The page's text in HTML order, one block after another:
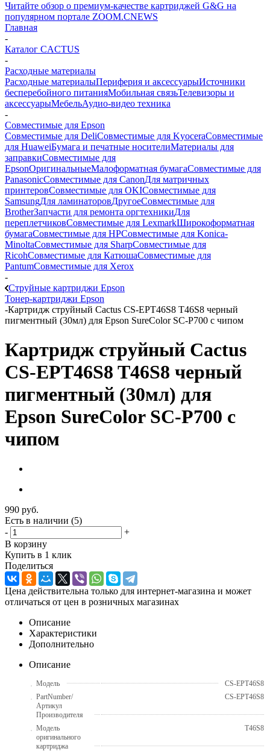
Читайте обзор о премиум-качестве картриджей G&G на
популярном портале ZOOM.CNEWS
Главная
-
Каталог CACTUS
-
Расходные материалы
Расходные материалыПериферия и аксессуарыИсточники
бесперебойного питанияМобильная связьТелевизоры и
аксессуарыМебельАудио-видео техника
-
Совместимые для Epson
Совместимые для DeliСовместимые для KyoceraСовместимые
для HuaweiБумага и печатные носителиМатериалы для
заправкиСовместимые для
EpsonОригинальныеМалоформатная бумагаСовместимые для
PanasonicСовместимые для CanonДля матричных
принтеровСовместимые для OKIСовместимые для
SamsungДля ламинаторовДругоеСовместимые для
BrotherЗапчасти для ремонта оргтехникиДля
переплетчиковСовместимые для LexmarkШирокоформатная
бумагаСовместимые для HPСовместимые для Konica-
MinoltaСовместимые для SharpСовместимые для
RicohСовместимые для КатюшаСовместимые для
PantumСовместимые для Xerox
-
Струйные картриджи Epson
Тонер-картриджи Epson
-Картридж струйный Cactus CS-EPT46S8 T46S8 черный
пигментный (30мл) для Epson SureColor SC-P700 с чипом
Картридж струйный Cactus
CS-EPT46S8 T46S8 черный
пигментный (30мл) для
Epson SureColor SC-P700 с
чипом
990 руб.
Есть в наличии (5)
-
+
В корзину
Купить в 1 клик
Поделиться
Цена действительна только для интернет-магазина и может
отличаться от цен в розничных магазинах
Описание
Характеристики
Дополнительно
Описание
Модель
CS-EPT46S8
PartNumber/
Артикул
Производителя
CS-EPT46S8
Модель
оригинального
картриджа
T46S8